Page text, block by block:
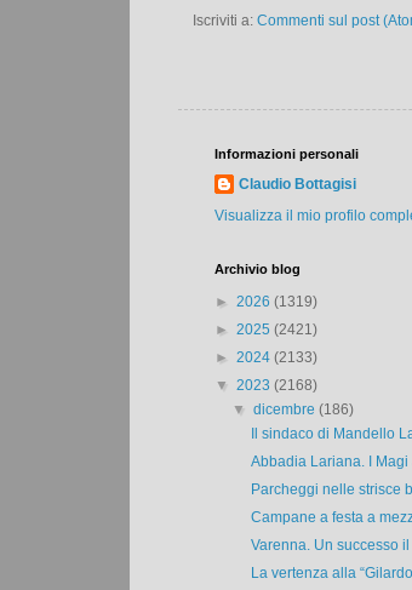
Iscriviti a: Commenti sul post
Informazioni personali
Claudio Bottagisi
Visualizza il mio profilo
Archivio blog
► 2026 (1319)
► 2025 (2421)
► 2024 (2133)
▼ 2023 (2168)
▼dicembre(186)
Il sindaco di Mandello
Abbadia Lariana. I Magi
Parcheggi nelle strisce
Campane a festa a
Varenna. Un successo il
La vertenza alla